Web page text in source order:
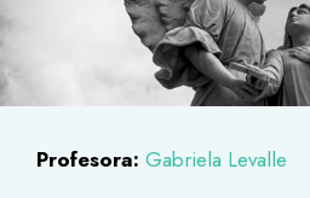
Profesora: Gabriela Levalle